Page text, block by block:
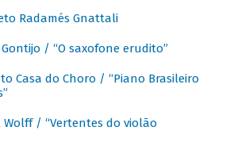
Radamés Gnattali
/ “O saxofone erudito”
Casa do Choro / “Piano Brasileiro
Wolff / “Vertentes do violão